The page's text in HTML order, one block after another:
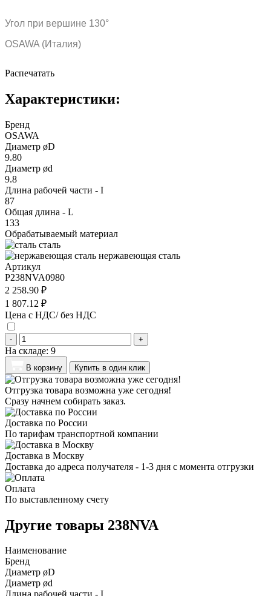
Угол при вершине 130°
OSAWA (Италия)
Распечатать
Характеристики:
Бренд
OSAWA
Диаметр øD
9.80
Диаметр ød
9.8
Длина рабочей части - I
87
Общая длина - L
133
Обрабатываемый материал
сталь
нержавеющая сталь
Артикул
P238NVA0980
2 258.90 ₽
1 807.12 ₽
Цена с НДС/ без НДС
- +
На складе: 9
В корзину Купить в один клик
Отгрузка товара возможна уже сегодня!
Сразу начнем собирать заказ.
Доставка по России
По тарифам транспортной компании
Доставка в Москву
Доставка до адреса получателя - 1-3 дня с момента отгрузки
Оплата
По выставленному счету
Другие товары 238NVA
Наименование
Бренд
Диаметр øD
Диаметр ød